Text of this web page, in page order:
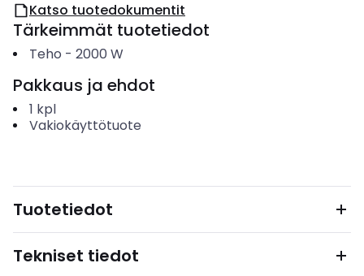
Katso tuotedokumentit
Tärkeimmät tuotetiedot
Teho - 2000 W
Pakkaus ja ehdot
1 kpl
Vakiokäyttötuote
Tuotetiedot
Tekniset tiedot